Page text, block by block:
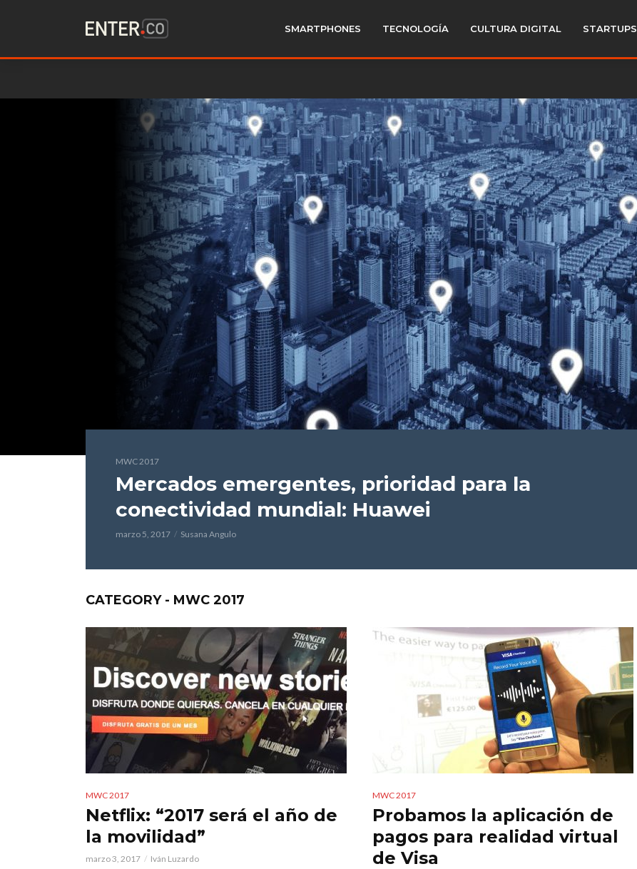
SMARTPHONES TECNOLOGÍA CULTURA DIGITAL STARTUPS
MWC 2017
Mercados emergentes, prioridad para la
conectividad mundial: Huawei
marzo 5, 2017 Susana Angulo
CATEGORY - MWC 2017
MWC 2017
Netflix: “2017 será el año de
la movilidad”
marzo 3, 2017 Iván Luzardo
MWC 2017
Probamos la aplicación de
pagos para realidad virtual
de Visa